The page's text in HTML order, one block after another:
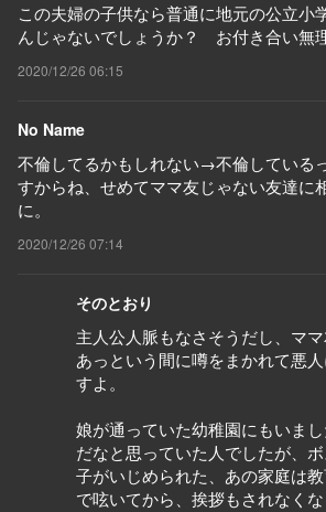
この夫婦の子供なら普通に地元の公立小
んじゃないでしょうか？ お付き合い無理
2020/12/26 06:15
No Name
不倫してるかもしれない→不倫している
すからね、せめてママ友じゃない友達に
に。
2020/12/26 07:14
そのとおり
主人公人脈もなさそうだし、マ
あっという間に噂をまかれて悪
すよ。
娘が通っていた幼稚園にもいま
だなと思っていた人でしたが、
子がいじめられた、あの家庭は
で呟いてから、挨拶もされなく